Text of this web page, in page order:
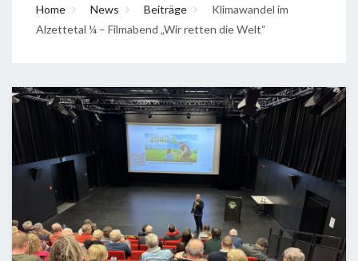
Home News Beiträge
Klimawandel im
Alzettetal ¼ – Filmabend „Wir retten die Welt“